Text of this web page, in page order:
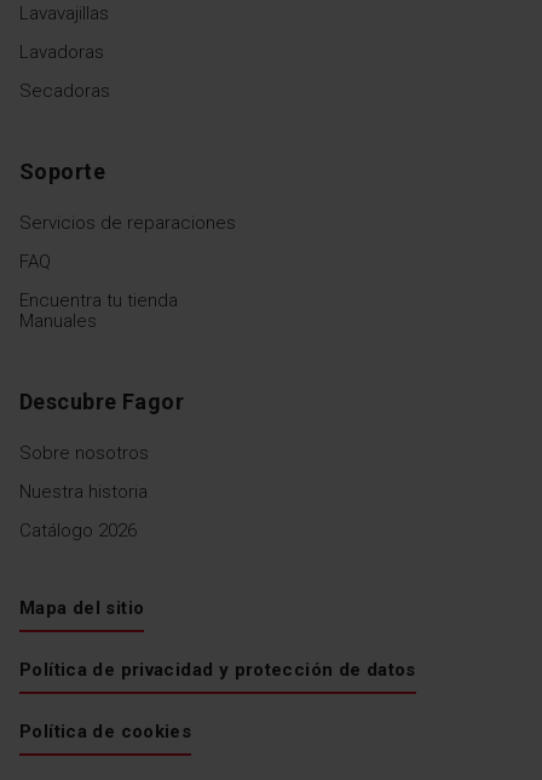
Lavavajillas
Lavadoras
Secadoras
Soporte
Servicios de reparaciones
FAQ
Encuentra tu tienda
Manuales
Descubre Fagor
Sobre nosotros
Nuestra historia
Catálogo 2026
Mapa del sitio
Política de privacidad y protección de datos
Política de cookies